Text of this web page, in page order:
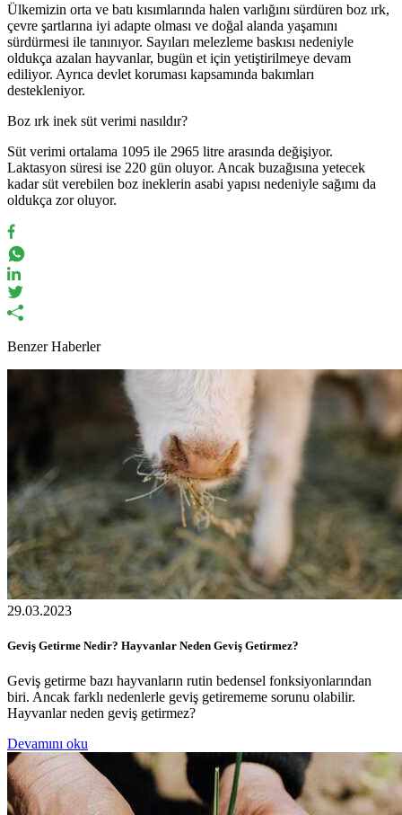
Ülkemizin orta ve batı kısımlarında halen varlığını sürdüren boz ırk,
çevre şartlarına iyi adapte olması ve doğal alanda yaşamını
sürdürmesi ile tanınıyor. Sayıları melezleme baskısı nedeniyle
oldukça azalan hayvanlar, bugün et için yetiştirilmeye devam
ediliyor. Ayrıca devlet koruması kapsamında bakımları
destekleniyor.
Boz ırk inek süt verimi nasıldır?
Süt verimi ortalama 1095 ile 2965 litre arasında değişiyor.
Laktasyon süresi ise 220 gün oluyor. Ancak buzağısına yetecek
kadar süt verebilen boz ineklerin asabi yapısı nedeniyle sağımı da
oldukça zor oluyor.
Benzer Haberler
29.03.2023
Geviş Getirme Nedir? Hayvanlar Neden Geviş Getirmez?
Geviş getirme bazı hayvanların rutin bedensel fonksiyonlarından
biri. Ancak farklı nedenlerle geviş getirememe sorunu olabilir.
Hayvanlar neden geviş getirmez?
Devamını oku